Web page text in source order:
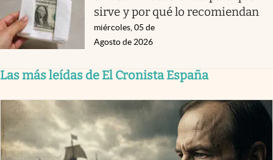
sirve y por qué lo recomiendan
miércoles, 05 de
Agosto de 2026
Las más leídas de El Cronista España